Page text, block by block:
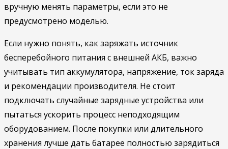
вручную менять параметры, если это не
предусмотрено моделью.
Если нужно понять, как заряжать источник
бесперебойного питания с внешней АКБ, важно
учитывать тип аккумулятора, напряжение, ток заряда
и рекомендации производителя. Не стоит
подключать случайные зарядные устройства или
пытаться ускорить процесс неподходящим
оборудованием. После покупки или длительного
хранения лучше дать батарее полностью зарядиться